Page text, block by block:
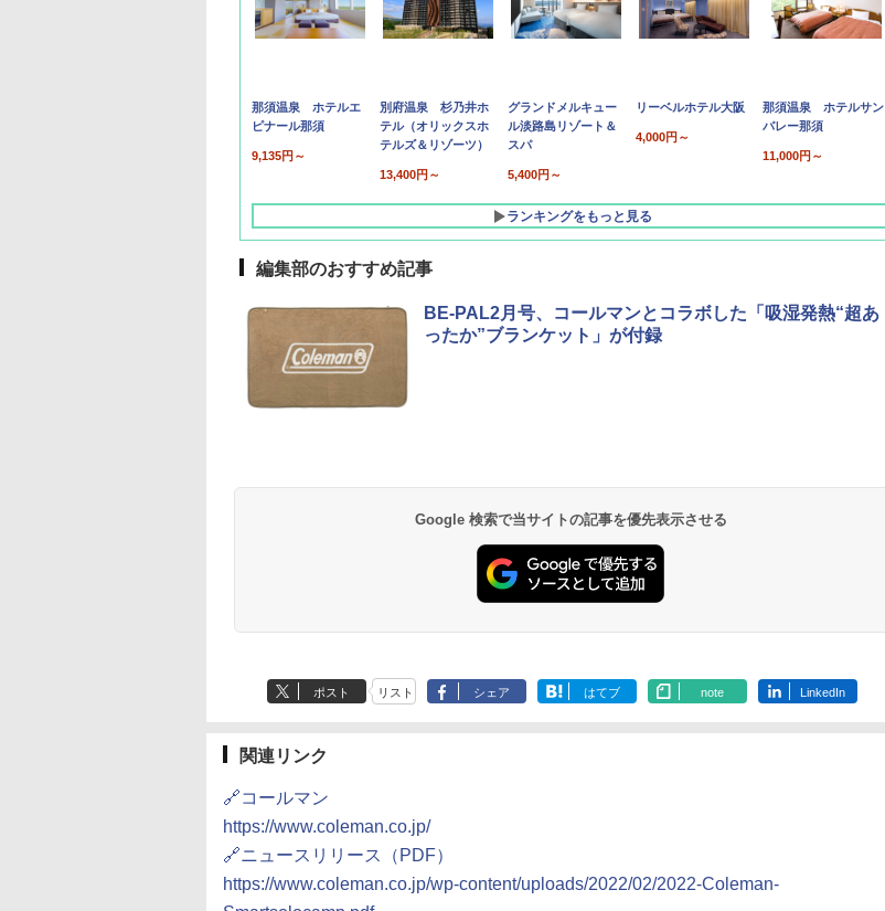
那須温泉 ホテルエ
ピナール那須
9,135円～
別府温泉 杉乃井ホ
テル（オリックスホ
テルズ＆リゾーツ）
13,400円～
グランドメルキュー
ル淡路島リゾート＆
スパ
5,400円～
リーベルホテル大阪
4,000円～
那須温泉 ホテルサン
バレー那須
11,000円～
ランキングをもっと見る
10,450円～
19,541円～
7,950円～
5,758円～
編集部のおすすめ記事
BE-PAL2月号、コールマンとコラボした「吸湿発熱“超あ
ったか”ブランケット」が付録
Google 検索で当サイトの記事を優先表示させる
ポスト リスト シェア はてブ note LinkedIn
関連リンク
🔗コールマン
https://www.coleman.co.jp/
🔗ニュースリリース（PDF）
https://www.coleman.co.jp/wp-content/uploads/2022/02/2022-Coleman-